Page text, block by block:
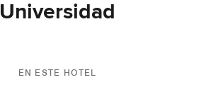
Universidad
EN ESTE HOTEL